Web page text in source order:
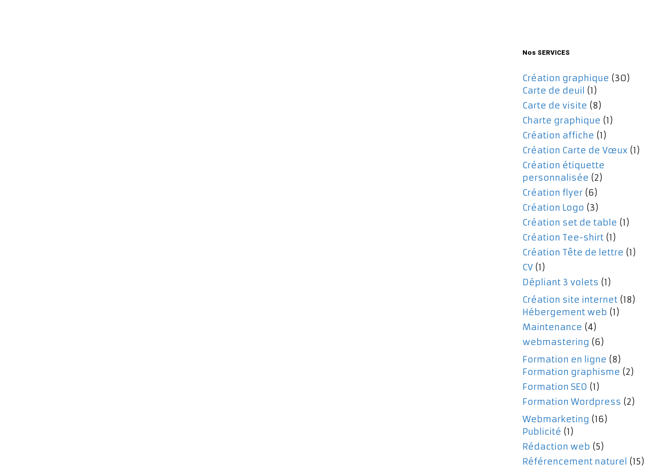
Nos SERVICES
Création graphique (30)
Carte de deuil (1)
Carte de visite (8)
Charte graphique (1)
Création affiche (1)
Création Carte de Vœux (1)
Création étiquette
personnalisée (2)
Création flyer (6)
Création Logo (3)
Création set de table (1)
Création Tee-shirt (1)
Création Tête de lettre (1)
CV (1)
Dépliant 3 volets (1)
Création site internet (18)
Hébergement web (1)
Maintenance (4)
webmastering (6)
Formation en ligne (8)
Formation graphisme (2)
Formation SEO (1)
Formation Wordpress (2)
Webmarketing (16)
Publicité (1)
Rédaction web (5)
Référencement naturel (15)